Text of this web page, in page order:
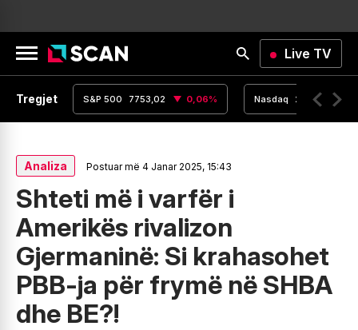
Live TV
Tregjet
0% S&P 500 7753,02 0,06% Nasdaq 26605,36
Analiza Postuar më 4 Janar 2025, 15:43
Shteti më i varfër i
Amerikës rivalizon
Gjermaninë: Si krahasohet
PBB-ja për frymë në SHBA
dhe BE?!